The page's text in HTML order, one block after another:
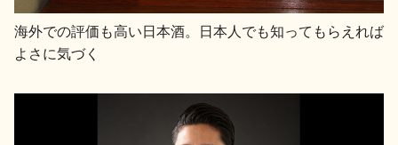
海外での評価も高い日本酒。日本人でも知ってもらえれば
よさに気づく